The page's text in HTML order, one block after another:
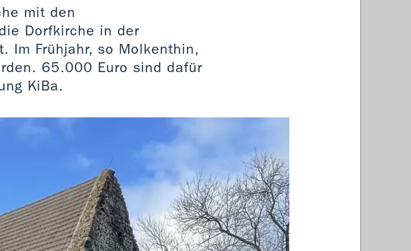
mit den
Dorfkirche in der
Im Frühjahr, so Molkenthin,
65.000 Euro sind dafür
KiBa.